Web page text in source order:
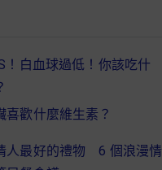
！白血球過低！你該吃什
喜歡什麼維生素？
人最好的禮物 6 個浪漫情